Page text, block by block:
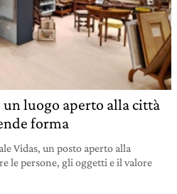
un luogo aperto alla città
forma
Vidas, un posto aperto alla
le persone, gli oggetti e il valore